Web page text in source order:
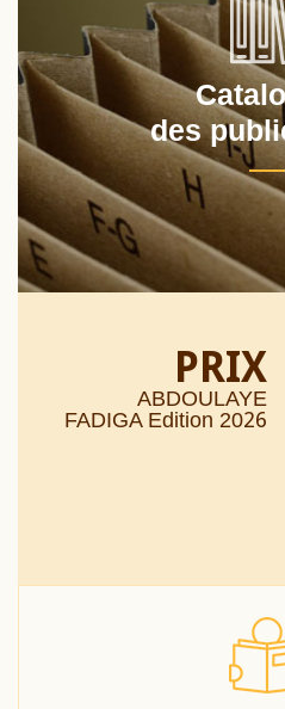
des
PRIX
ABDOULAYE
FADIGA Edition 2026